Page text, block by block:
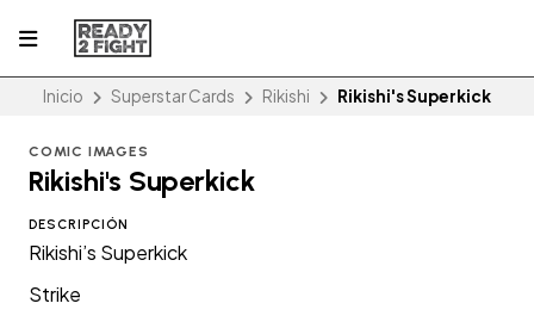
Inicio Superstar Cards Rikishi Rikishi's Superkick
COMIC IMAGES
Rikishi's Superkick
DESCRIPCIÓN
Rikishi’s Superkick
Strike